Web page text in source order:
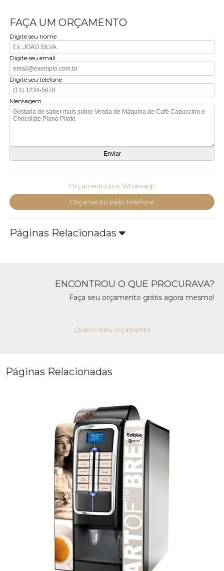
FAÇA UM ORÇAMENTO
Digite seu nome
Digite seu email
Digite seu telefone
Mensagem
Orçamento por Whatsapp
Orçamento pelo Telefone
Páginas Relacionadas
ENCONTROU O QUE PROCURAVA?
Faça seu orçamento grátis agora mesmo!
Quero meu orçamento
Páginas Relacionadas